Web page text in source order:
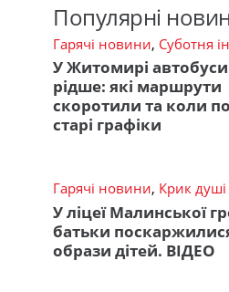
Популярні
Гарячі новини, Суботня
У Житомирі
рідше: які маршрути
скоротили та коли
старі графіки
Гарячі новини, Крик душі
У ліцеї Малинської
батьки
образи дітей. ВІДЕО